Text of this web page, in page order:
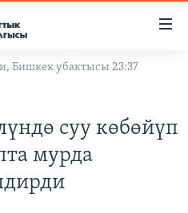
Бишкек убактысы 23:37
суу көбөйүп
мурда